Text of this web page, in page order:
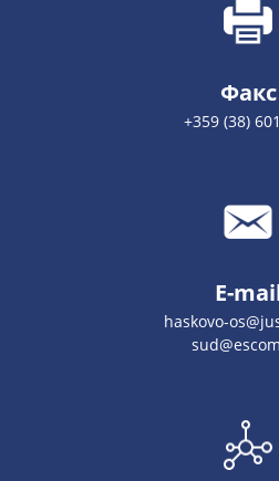
Факс
+359 (38)
E-
haskovo-